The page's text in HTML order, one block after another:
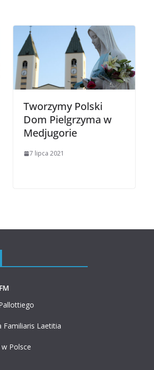
Tworzymy Polski
Dom Pielgrzyma w
Medjugorie
7 lipca 2021
Familiaris Laetitia
Polsce